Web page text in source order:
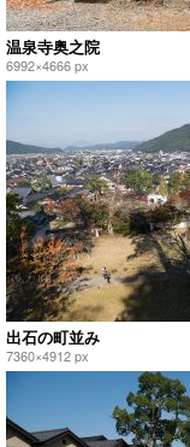
温泉寺奥之院
6992×4666 px
出石の町並み
7360×4912 px